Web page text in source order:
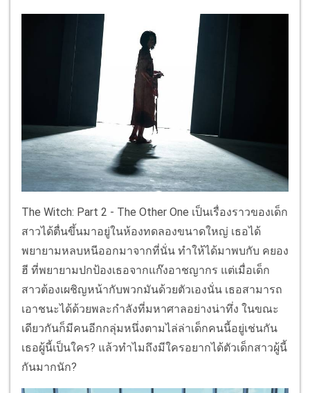
The Witch: Part 2 - The Other One เป็นเรื่องราวของเด็ก
สาวได้ตื่นขึ้นมาอยู่ในห้องทดลองขนาดใหญ่ เธอได้
พยายามหลบหนีออกมาจากที่นั่น ทำให้ได้มาพบกับ คยอง
ฮี ที่พยายามปกป้องเธอจากแก๊งอาชญากร แต่เมื่อเด็ก
สาวต้องเผชิญหน้ากับพวกมันด้วยตัวเองนั่น เธอสามารถ
เอาชนะได้ด้วยพละกำลังที่มหาศาลอย่างน่าทึ่ง ในขณะ
เดียวกันก็มีคนอีกกลุ่มหนึ่งตามไล่ล่าเด็กคนนี้อยู่เช่นกัน
เธอผู้นี้เป็นใคร? แล้วทำไมถึงมีใครอยากได้ตัวเด็กสาวผู้นี้
กันมากนัก?